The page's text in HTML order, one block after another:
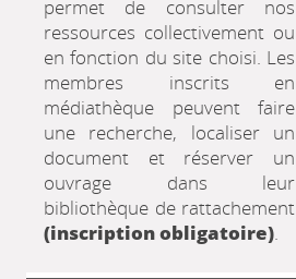
permet de consulter nos
ressources collectivement ou
en fonction du site choisi. Les
membres inscrits en
médiathèque peuvent faire
une recherche, localiser un
document et réserver un
ouvrage dans leur
bibliothèque de rattachement
(inscription obligatoire).